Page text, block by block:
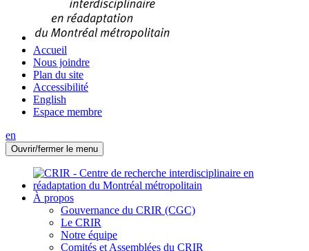
Accueil
Nous joindre
Plan du site
Accessibilité
English
Espace membre
en
Ouvrir/fermer le menu
À propos
Gouvernance du CRIR (CGC)
Le CRIR
Notre équipe
Comités et Assemblées du CRIR